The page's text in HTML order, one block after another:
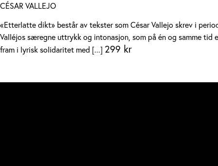
CÉSAR VALLEJO
«Etterlatte dikt» består av tekster som César Vallejo skrev i
Valléjos særegne uttrykk og intonasjon, som på én og samme
fram i lyrisk solidaritet med [...] 299 kr